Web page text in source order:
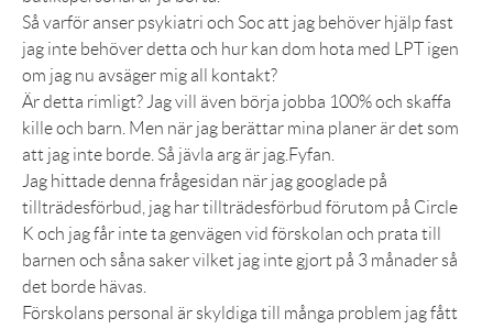
Så varför anser psykiatri och Soc att jag behöver hjälp fast
jag inte behöver detta och hur kan dom hota med LPT igen
om jag nu avsäger mig all kontakt?
Är detta rimligt? Jag vill även börja jobba 100% och skaffa
kille och barn. Men när jag berättar mina planer är det som
att jag inte borde. Så jävla arg är jag.Fyfan.
Jag hittade denna frågesidan när jag googlade på
tillträdesförbud, jag har tillträdesförbud förutom på Circle
K och jag får inte ta genvägen vid förskolan och prata till
barnen och såna saker vilket jag inte gjort på 3 månader så
det borde hävas.
Förskolans personal är skyldiga till många problem jag fått